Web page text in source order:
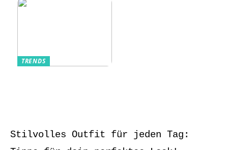
TRENDS
Stilvolles Outfit für jeden Tag: